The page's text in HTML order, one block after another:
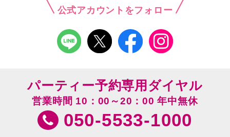
公式アカウントをフォロー
パーティー予約専用ダイヤル
営業時間 10：00～20：00 年中無休
050-5533-1000